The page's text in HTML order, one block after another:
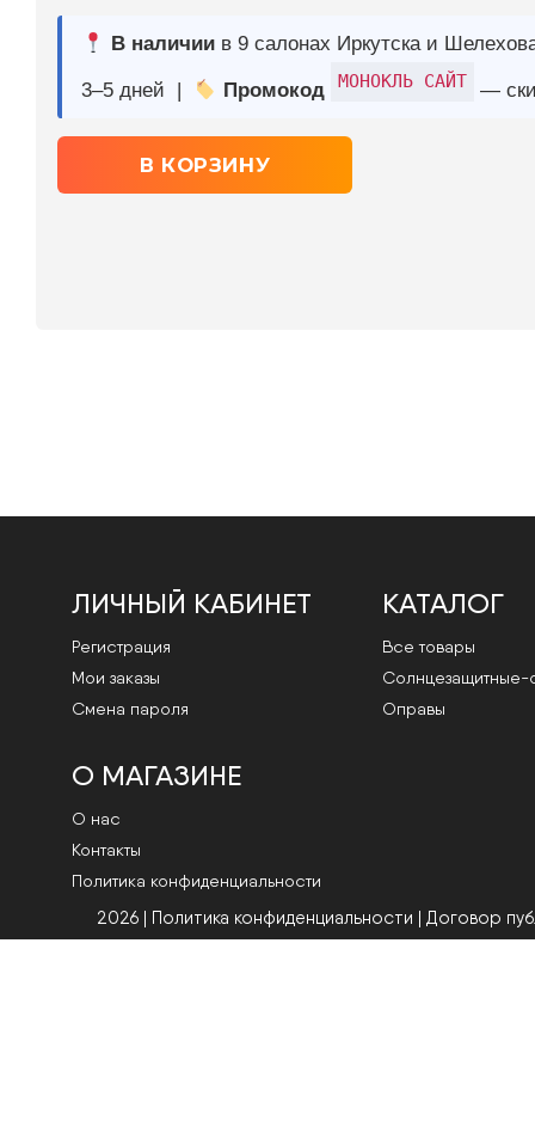
ЛИЧНЫЙ КАБИНЕТ
Регистрация
Мои заказы
Смена пароля
КАТАЛОГ
Все товары
Cолнцезащитные-
Оправы
О МАГАЗИНЕ
О нас
Контакты
Политика конфиденциальности
2026 | Политика конфиденциальности | Договор